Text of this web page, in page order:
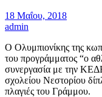
18 Μαΐου, 2018
admin
Ο Ολυμπιονίκης της
του προγράμματος “ο
συνεργασία με την
σχολείου Νεστορίου
πλαγιές του Γράμμου.